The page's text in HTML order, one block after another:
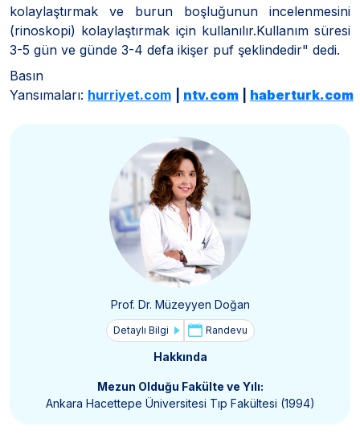
kolaylaştırmak ve burun boşluğunun incelenmesini
(rinoskopi) kolaylaştırmak için kullanılır.Kullanım süresi
3-5 gün ve günde 3-4 defa ikişer puf şeklindedir" dedi.
Basın
Yansımaları: hurriyet.com ntv.com haberturk.com
Prof. Dr. Müzeyyen Doğan
Detaylı Bilgi Randevu
Hakkında
Mezun Olduğu Fakülte ve Yılı:
Ankara Hacettepe Üniversitesi Tıp Fakültesi (1994)